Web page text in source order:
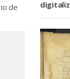
de